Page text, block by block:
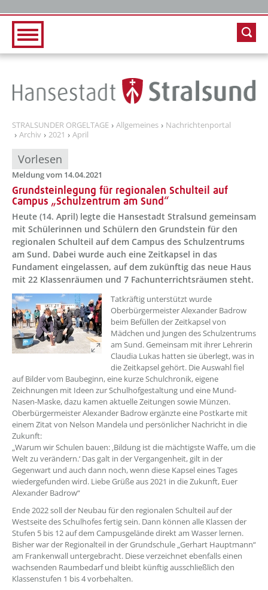
STRALSUNDER ORGELTAGE Allgemeines
Nachrichtenportal
Archiv
2021 April
Vorlesen
Meldung vom 14.04.2021
Grundsteinlegung für regionalen Schulteil auf
Campus „Schulzentrum am Sund“
Heute (14. April) legte die Hansestadt Stralsund gemeinsam
mit Schülerinnen und Schülern den Grundstein für den
regionalen Schulteil auf dem Campus des Schulzentrums
am Sund. Dabei wurde auch eine Zeitkapsel in das
Fundament eingelassen, auf dem zukünftig das neue Haus
mit 22 Klassenräumen und 7 Fachunterrichtsräumen steht.
Tatkräftig unterstützt wurde
Oberbürgermeister Alexander Badrow
beim Befüllen der Zeitkapsel von
Mädchen und Jungen des Schulzentrums
am Sund. Gemeinsam mit ihrer Lehrerin
Claudia Lukas hatten sie überlegt, was in
die Zeitkapsel gehört. Die Auswahl fiel
auf Bilder vom Baubeginn, eine kurze Schulchronik, eigene
Zeichnungen mit Ideen zur Schulhofgestaltung und eine Mund-
Nasen-Maske, dazu kamen aktuelle Zeitungen sowie Münzen.
Oberbürgermeister Alexander Badrow ergänzte eine Postkarte mit
einem Zitat von Nelson Mandela und persönlicher Nachricht in die
Zukunft:
„Warum wir Schulen bauen: ‚Bildung ist die mächtigste Waffe, um die
Welt zu verändern.‘ Das galt in der Vergangenheit, gilt in der
Gegenwart und auch dann noch, wenn diese Kapsel eines Tages
wiedergefunden wird. Liebe Grüße aus 2021 in die Zukunft, Euer
Alexander Badrow“
Ende 2022 soll der Neubau für den regionalen Schulteil auf der
Westseite des Schulhofes fertig sein. Dann können alle Klassen der
Stufen 5 bis 12 auf dem Campusgelände direkt am Wasser lernen.
Bisher war der Regionalteil in der Grundschule „Gerhart Hauptmann“
am Frankenwall untergebracht. Diese verzeichnet ebenfalls einen
wachsenden Raumbedarf und bleibt künftig ausschließlich den
Klassenstufen 1 bis 4 vorbehalten.